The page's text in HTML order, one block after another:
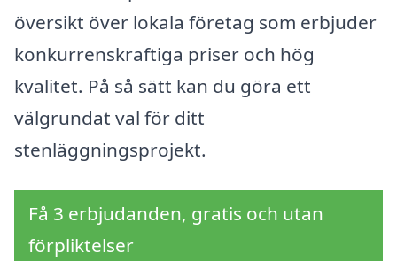
översikt över lokala företag som erbjuder
konkurrenskraftiga priser och hög
kvalitet. På så sätt kan du göra ett
välgrundat val för ditt
stenläggningsprojekt.
Få 3 erbjudanden, gratis och utan
förpliktelser